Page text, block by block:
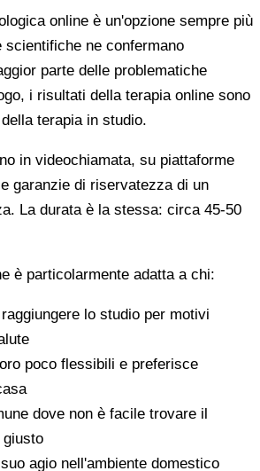
online è un'opzione sempre più
ne confermano
parte delle problematiche
i risultati della terapia online sono
terapia in studio.
in videochiamata, su piattaforme
garanzie di riservatezza di un
La durata è la stessa: circa 45-50
è particolarmente adatta a chi:
lo studio per motivi
poco flessibili e preferisce
dove non è facile trovare il
agio nell'ambiente domestico